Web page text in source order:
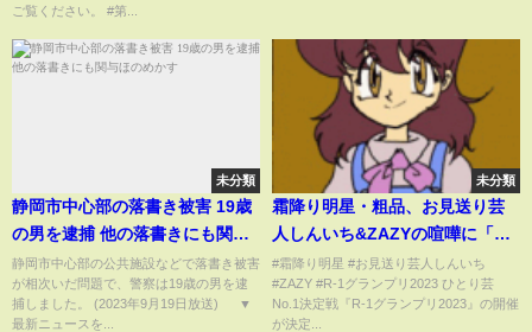
ご覧ください。 #第...
未分類
静岡市中心部の落書き被害 19歳
の男を逮捕 他の落書きにも関与
ほのめかす
静岡市中心部の公共施設などで落書き被害
が相次いだ問題で、警察は19歳の男を逮
捕しました。 (2023年9月19日放送) ▼
最新ニュースを...
未分類
霜降り明星・粗品、お見送り芸
人しんいち&ZAZYの喧嘩に「コ
ンビやな、もう」 ぱーてぃー
ちゃん・金子きょんちぃは”目の
整形”を済ませ登場 『「R-1グ
#霜降り明星 #お見送り芸人しんいち
#ZAZY #R-1グランプリ2023 ひとり芸
No.1決定戦『R-1グランプリ2023』の開催
が決定...